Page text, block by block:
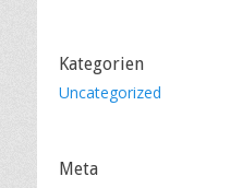
Kategorien
Uncategorized
Meta